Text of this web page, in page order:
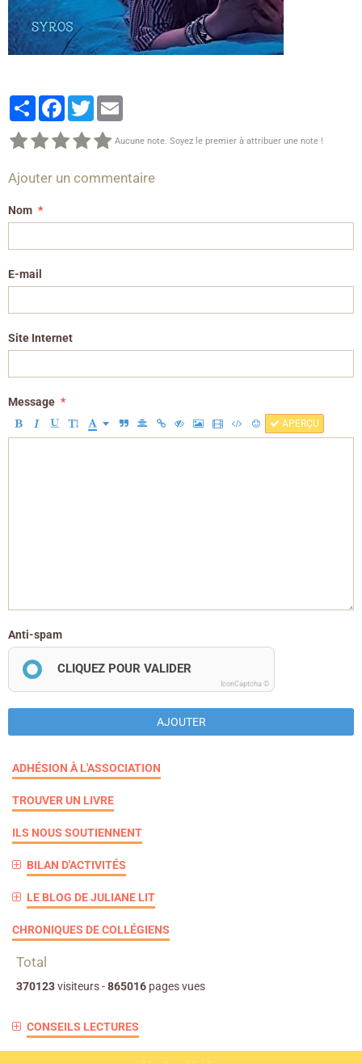
PartagerFacebook
Twitter
Aucune note. Soyez le premier à attribuer une note !
Ajouter un commentaire
Nom
E-mail
Site Internet
Message
APERÇU
Anti-spam
CLIQUEZ POUR VALIDER
IconCaptcha ©
AJOUTER
ADHÉSION À L'ASSOCIATION
TROUVER UN LIVRE
ILS NOUS SOUTIENNENT
BILAN D'ACTIVITÉS
LE BLOG DE JULIANE LIT
CHRONIQUES DE COLLÉGIENS
Total
370123visiteurs -865016 pages vues
CONSEILS LECTURES